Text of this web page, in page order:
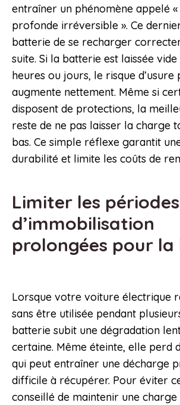
entraîner un phénomène appelé
profonde irréversible ». Ce
batterie de se recharger
suite. Si la batterie est laissée
heures ou jours, le risque
augmente nettement. Même si
disposent de protections, la
reste de ne pas laisser la charge
bas. Ce simple réflexe garantit
durabilité et limite les coûts de
Limiter les périodes
d’immobilisation
prolongées pour
Lorsque votre voiture électrique
sans être utilisée pendant
batterie subit une dégradation
certaine. Même éteinte, elle perd
qui peut entraîner une décharge
difficile à récupérer. Pour éviter
conseillé de maintenir une